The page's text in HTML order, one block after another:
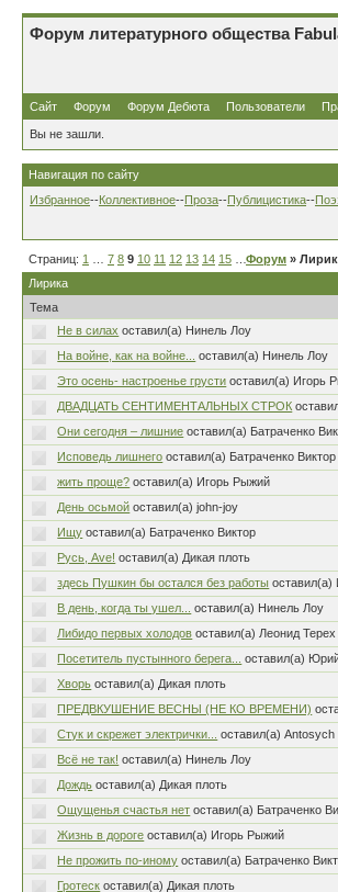
Форум литературного общества
Сайт Форум Форум Дебюта Пользователи
Вы не зашли.
Навигация по сайту
Избранное--Коллективное--Проза--Публицистика--
Страниц: 1 7 8 9 10 11 12 13 14 15 …80
Форум »
Лирика
Тема
Не в силах оставил(а) Нинель Лоу
На войне, как на войне...
оставил(а) Нинель Лоу
Это осень- настроенье грусти оставил(а) Игорь
ДВАДЦАТЬ СЕНТИМЕНТАЛЬНЫХ СТРОК
Они сегодня – лишние оставил(а) Батраченко
Исповедь лишнего оставил(а) Батраченко Виктор
жить проще? оставил(а) Игорь Рыжий
День осьмой оставил(а) john-joy
Ищу оставил(а) Батраченко Виктор
Русь, Ave! оставил(а) Дикая плоть
здесь Пушкин бы остался без работы оставил(а)
В день, когда ты ушел...
оставил(а) Нинель Лоу
Либидо первых холодов оставил(а) Леонид Терех
Посетитель пустынного берега...
оставил(а)
Хворь оставил(а) Дикая плоть
ПРЕДВКУШЕНИЕ ВЕСНЫ (НЕ КО ВРЕМЕНИ)
Стук и скрежет электрички...
оставил(а) Antosych
Всё не так! оставил(а) Нинель Лоу
Дождь оставил(а) Дикая плоть
Ощущенья счастья нет оставил(а) Батраченко
Жизнь в дороге оставил(а) Игорь Рыжий
Не прожить по-иному оставил(а) Батраченко
Гротеск оставил(а) Дикая плоть